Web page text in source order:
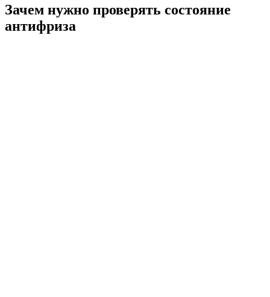
Зачем нужно проверять состояние
антифриза